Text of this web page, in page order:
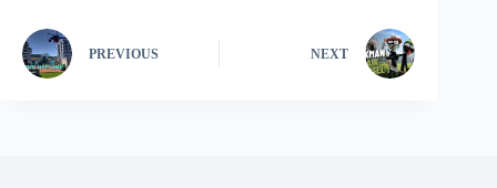
PREVIOUS NEXT